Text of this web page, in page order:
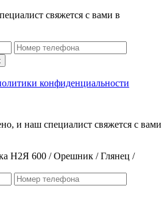
свяжется с вами в
конфиденциальности
и наш специалист свяжется с вами
Н2Я 600 / Орешник / Глянец /